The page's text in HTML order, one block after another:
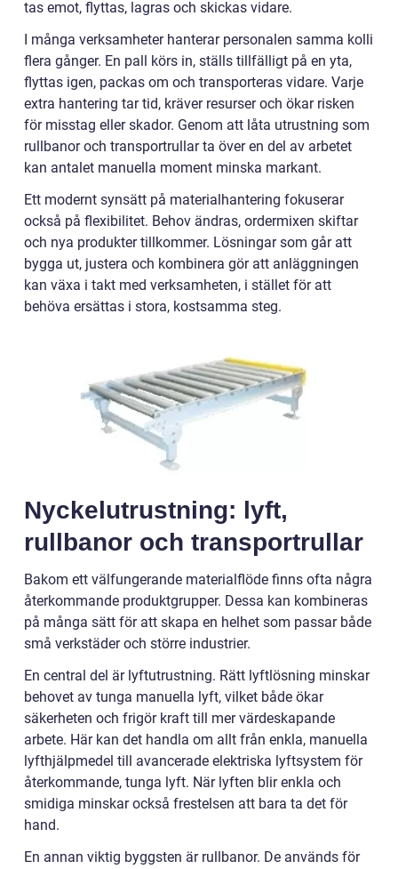
tas emot, flyttas, lagras och skickas vidare.
I många verksamheter hanterar personalen samma kolli
flera gånger. En pall körs in, ställs tillfälligt på en yta,
flyttas igen, packas om och transporteras vidare. Varje
extra hantering tar tid, kräver resurser och ökar risken
för misstag eller skador. Genom att låta utrustning som
rullbanor och transportrullar ta över en del av arbetet
kan antalet manuella moment minska markant.
Ett modernt synsätt på materialhantering fokuserar
också på flexibilitet. Behov ändras, ordermixen skiftar
och nya produkter tillkommer. Lösningar som går att
bygga ut, justera och kombinera gör att anläggningen
kan växa i takt med verksamheten, i stället för att
behöva ersättas i stora, kostsamma steg.
Nyckelutrustning: lyft,
rullbanor och transportrullar
Bakom ett välfungerande materialflöde finns ofta några
återkommande produktgrupper. Dessa kan kombineras
på många sätt för att skapa en helhet som passar både
små verkstäder och större industrier.
En central del är lyftutrustning. Rätt lyftlösning minskar
behovet av tunga manuella lyft, vilket både ökar
säkerheten och frigör kraft till mer värdeskapande
arbete. Här kan det handla om allt från enkla, manuella
lyfthjälpmedel till avancerade elektriska lyftsystem för
återkommande, tunga lyft. När lyften blir enkla och
smidiga minskar också frestelsen att bara ta det för
hand.
En annan viktig byggsten är rullbanor. De används för